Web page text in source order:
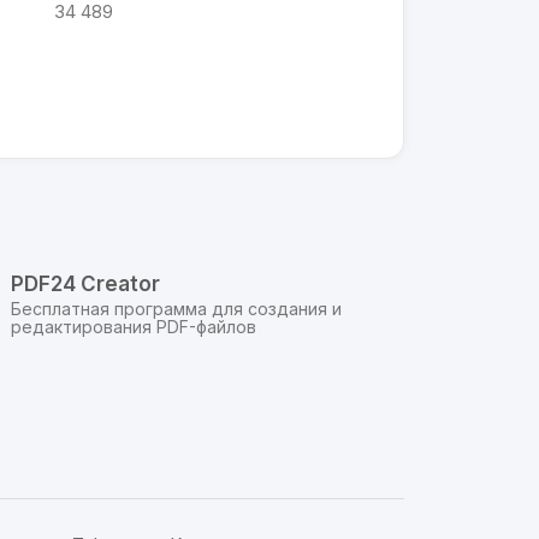
34 489
PDF24 Creator
Бесплатная программа для создания и
редактирования PDF-файлов